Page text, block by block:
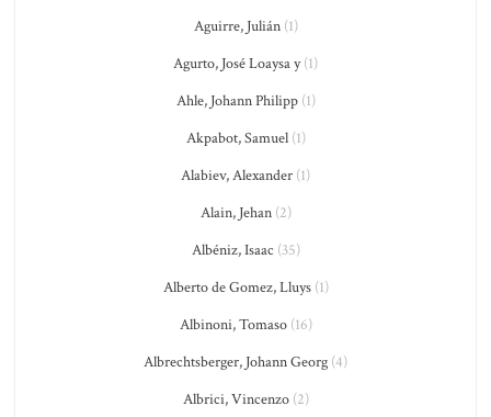
Aguirre, Julián(1)
Agurto, José Loaysa y(1)
Ahle, Johann Philipp(1)
Akpabot, Samuel(1)
Alabiev, Alexander (1)
Alain, Jehan(2)
Albéniz, Isaac (35)
Alberto de Gomez, Lluys(1)
Albinoni, Tomaso(16)
Albrechtsberger, Johann Georg (4)
Albrici, Vincenzo(2)